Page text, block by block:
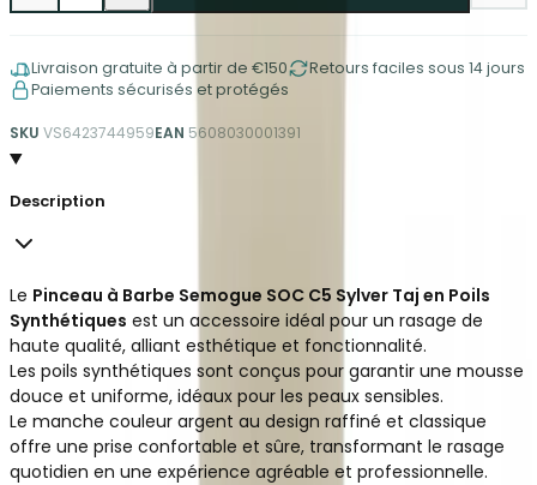
Livraison gratuite à partir de €150
Retours faciles sous 14 jours
Paiements sécurisés et protégés
SKU VS6423744959EAN 5608030001391
Description
Le Pinceau à Barbe Semogue SOC C5 Sylver Taj en Poils
Synthétiques est un accessoire idéal pour un rasage de
haute qualité, alliant esthétique et fonctionnalité.
Les poils synthétiques sont conçus pour garantir une mousse
douce et uniforme, idéaux pour les peaux sensibles.
Le manche couleur argent au design raffiné et classique
offre une prise confortable et sûre, transformant le rasage
quotidien en une expérience agréable et professionnelle.